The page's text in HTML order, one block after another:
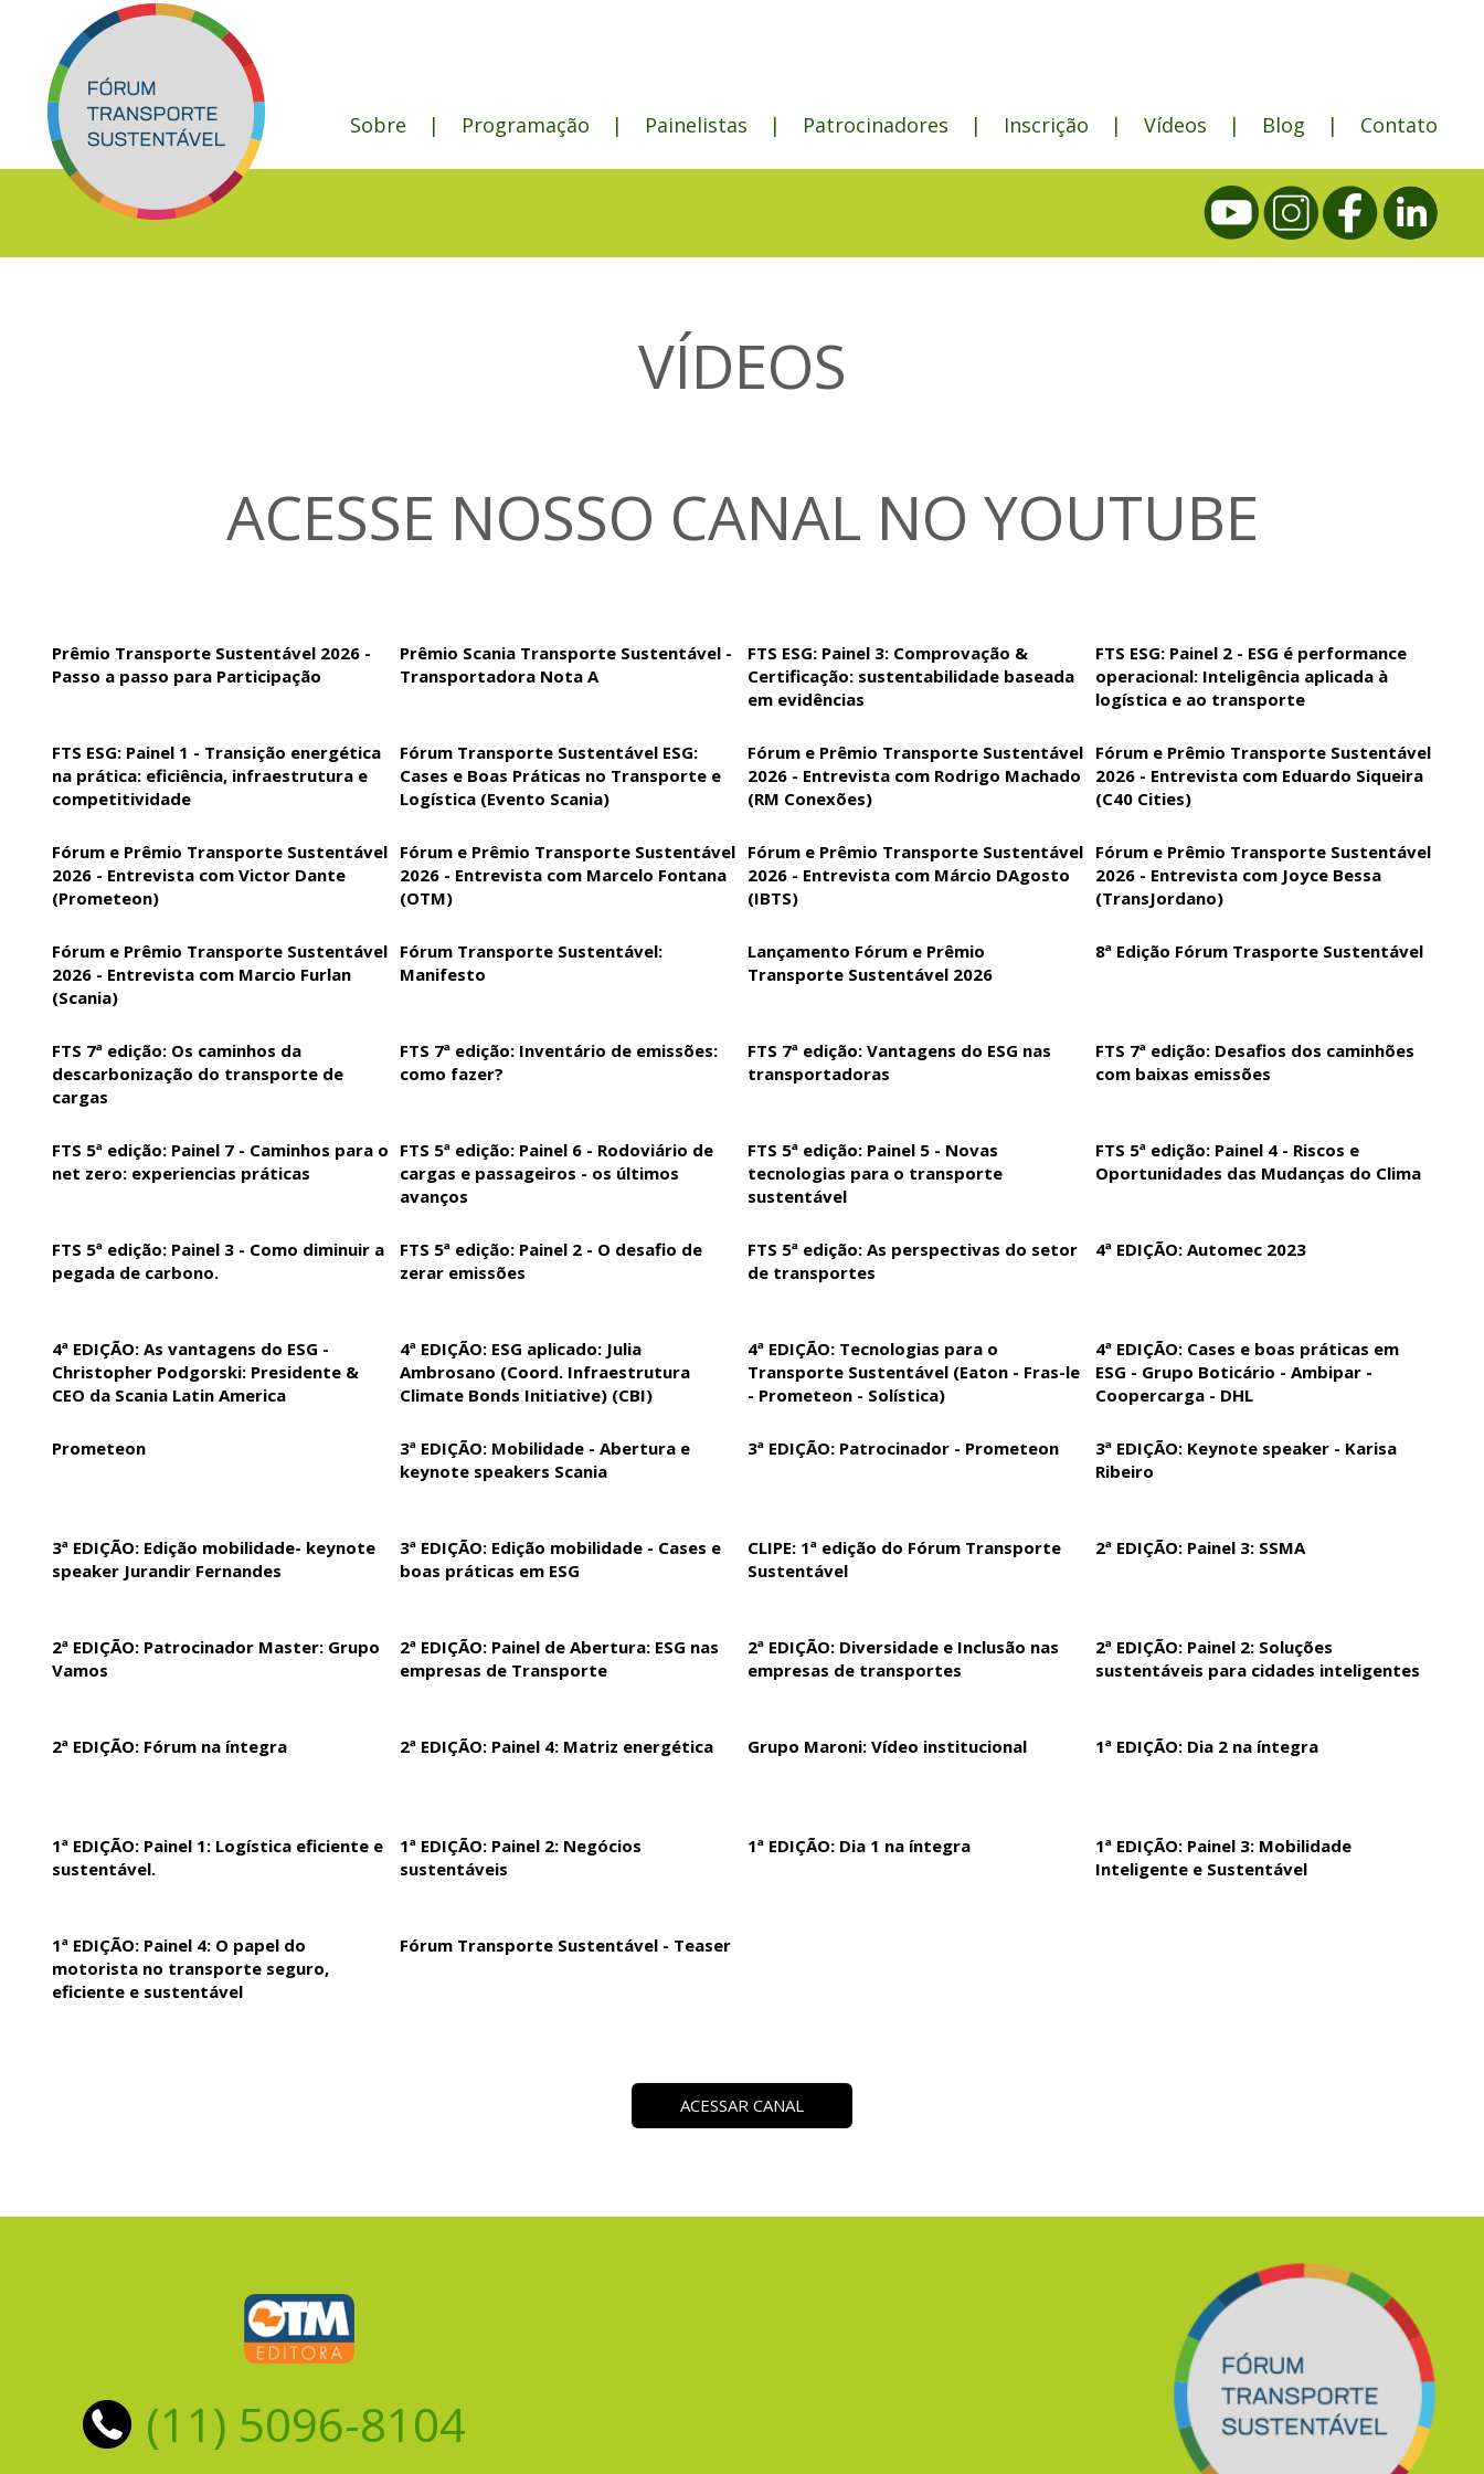
Sobre | Programação | Painelistas | Patrocinadores | Inscrição | Vídeos | Blog | Contato
VÍDEOS
ACESSE NOSSO CANAL NO YOUTUBE
Prêmio Transporte Sustentável 2026 -
Passo a passo para Participação
Prêmio Scania Transporte Sustentável -
Transportadora Nota A
FTS ESG: Painel 3: Comprovação &
Certificação: sustentabilidade baseada
em evidências
FTS ESG: Painel 2 - ESG é performance
operacional: Inteligência aplicada à
logística e ao transporte
FTS ESG: Painel 1 - Transição energética
na prática: eficiência, infraestrutura e
competitividade
Fórum Transporte Sustentável ESG:
Cases e Boas Práticas no Transporte e
Logística (Evento Scania)
Fórum e Prêmio Transporte Sustentável
2026 - Entrevista com Rodrigo Machado
(RM Conexões)
Fórum e Prêmio Transporte Sustentável
2026 - Entrevista com Eduardo Siqueira
(C40 Cities)
Fórum e Prêmio Transporte Sustentável
2026 - Entrevista com Victor Dante
(Prometeon)
Fórum e Prêmio Transporte Sustentável
2026 - Entrevista com Marcelo Fontana
(OTM)
Fórum e Prêmio Transporte Sustentável
2026 - Entrevista com Márcio DAgosto
(IBTS)
Fórum e Prêmio Transporte Sustentável
2026 - Entrevista com Joyce Bessa
(TransJordano)
Fórum e Prêmio Transporte Sustentável
2026 - Entrevista com Marcio Furlan
(Scania)
Fórum Transporte Sustentável:
Manifesto
Lançamento Fórum e Prêmio
Transporte Sustentável 2026
8ª Edição Fórum Trasporte Sustentável
FTS 7ª edição: Os caminhos da
descarbonização do transporte de
cargas
FTS 7ª edição: Inventário de emissões:
como fazer?
FTS 7ª edição: Vantagens do ESG nas
transportadoras
FTS 7ª edição: Desafios dos caminhões
com baixas emissões
FTS 5ª edição: Painel 7 - Caminhos para o
net zero: experiencias práticas
FTS 5ª edição: Painel 6 - Rodoviário de
cargas e passageiros - os últimos
avanços
FTS 5ª edição: Painel 5 - Novas
tecnologias para o transporte
sustentável
FTS 5ª edição: Painel 4 - Riscos e
Oportunidades das Mudanças do Clima
FTS 5ª edição: Painel 3 - Como diminuir a
pegada de carbono.
FTS 5ª edição: Painel 2 - O desafio de
zerar emissões
FTS 5ª edição: As perspectivas do setor
de transportes
4ª EDIÇÃO: Automec 2023
4ª EDIÇÃO: As vantagens do ESG -
Christopher Podgorski: Presidente &
CEO da Scania Latin America
4ª EDIÇÃO: ESG aplicado: Julia
Ambrosano (Coord. Infraestrutura
Climate Bonds Initiative) (CBI)
4ª EDIÇÃO: Tecnologias para o
Transporte Sustentável (Eaton - Fras-le
- Prometeon - Solística)
4ª EDIÇÃO: Cases e boas práticas em
ESG - Grupo Boticário - Ambipar -
Coopercarga - DHL
Prometeon
3ª EDIÇÃO: Mobilidade - Abertura e
keynote speakers Scania
3ª EDIÇÃO: Patrocinador - Prometeon
3ª EDIÇÃO: Keynote speaker - Karisa
Ribeiro
3ª EDIÇÃO: Edição mobilidade- keynote
speaker Jurandir Fernandes
3ª EDIÇÃO: Edição mobilidade - Cases e
boas práticas em ESG
CLIPE: 1ª edição do Fórum Transporte
Sustentável
2ª EDIÇÃO: Painel 3: SSMA
2ª EDIÇÃO: Patrocinador Master: Grupo
Vamos
2ª EDIÇÃO: Painel de Abertura: ESG nas
empresas de Transporte
2ª EDIÇÃO: Diversidade e Inclusão nas
empresas de transportes
2ª EDIÇÃO: Painel 2: Soluções
sustentáveis para cidades inteligentes
2ª EDIÇÃO: Fórum na íntegra 2ª EDIÇÃO: Painel 4: Matriz energética Grupo Maroni: Vídeo institucional 1ª EDIÇÃO: Dia 2 na íntegra
1ª EDIÇÃO: Painel 1: Logística eficiente e
sustentável.
1ª EDIÇÃO: Painel 2: Negócios
sustentáveis
1ª EDIÇÃO: Dia 1 na íntegra
1ª EDIÇÃO: Painel 3: Mobilidade
Inteligente e Sustentável
1ª EDIÇÃO: Painel 4: O papel do
motorista no transporte seguro,
eficiente e sustentável
Fórum Transporte Sustentável - Teaser
ACESSAR CANAL
(11) 5096-8104